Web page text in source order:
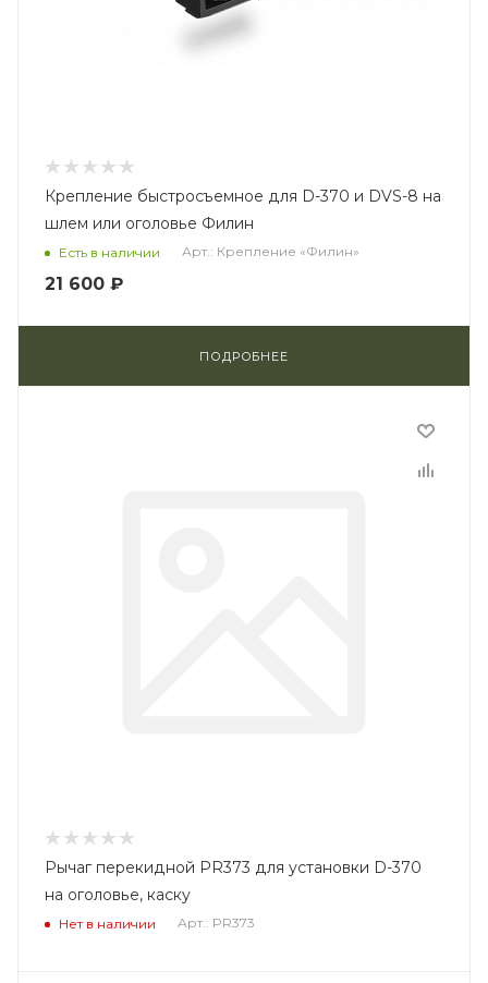
Крепление быстросъемное для D-370 и DVS-8 на
шлем или оголовье Филин
Есть в наличии Арт.: Крепление «Филин»
21 600 ₽
ПОДРОБНЕЕ
Рычаг перекидной PR373 для установки D-370
на оголовье, каску
Нет в наличии Арт.: PR373